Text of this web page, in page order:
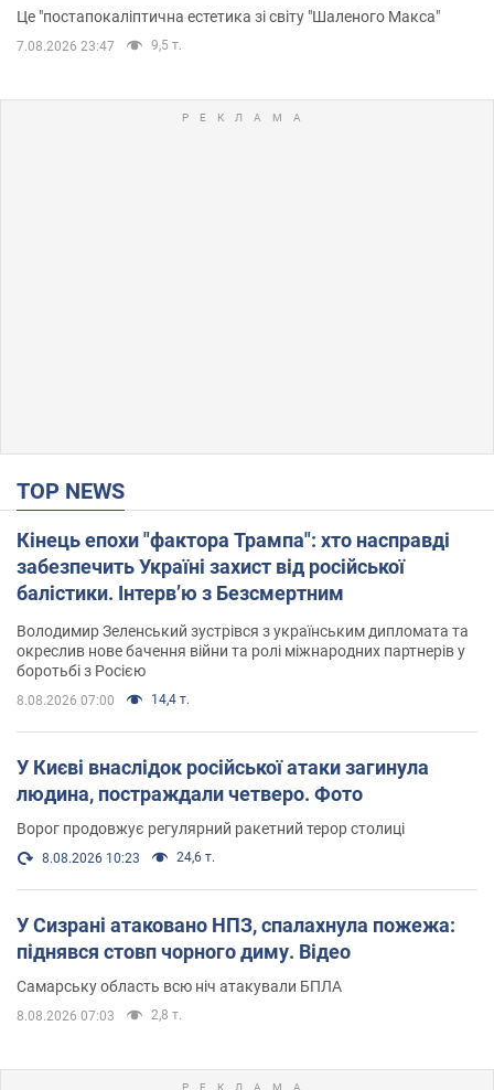
Це "постапокаліптична естетика зі світу "Шаленого Макса"
7.08.2026 23:47 9,5 т.
TOP NEWS
Кінець епохи "фактора Трампа": хто насправді
забезпечить Україні захист від російської
балістики. Інтерв’ю з Безсмертним
Володимир Зеленський зустрівся з українським дипломата та
окреслив нове бачення війни та ролі міжнародних партнерів у
боротьбі з Росією
8.08.2026 07:00 14,4 т.
У Києві внаслідок російської атаки загинула
людина, постраждали четверо. Фото
Ворог продовжує регулярний ракетний терор столиці
8.08.2026 10:23 24,6 т.
У Сизрані атаковано НПЗ, спалахнула пожежа:
піднявся стовп чорного диму. Відео
Самарську область всю ніч атакували БПЛА
8.08.2026 07:03 2,8 т.